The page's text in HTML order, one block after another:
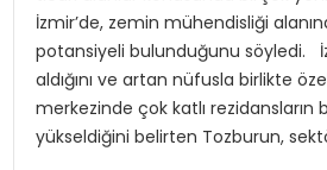
İzmir’de, zemin mühendisliği
potansiyeli bulunduğunu söyledi.
aldığını ve artan nüfusla birlikte
merkezinde çok katlı rezidansların
yükseldiğini belirten Tozburun,